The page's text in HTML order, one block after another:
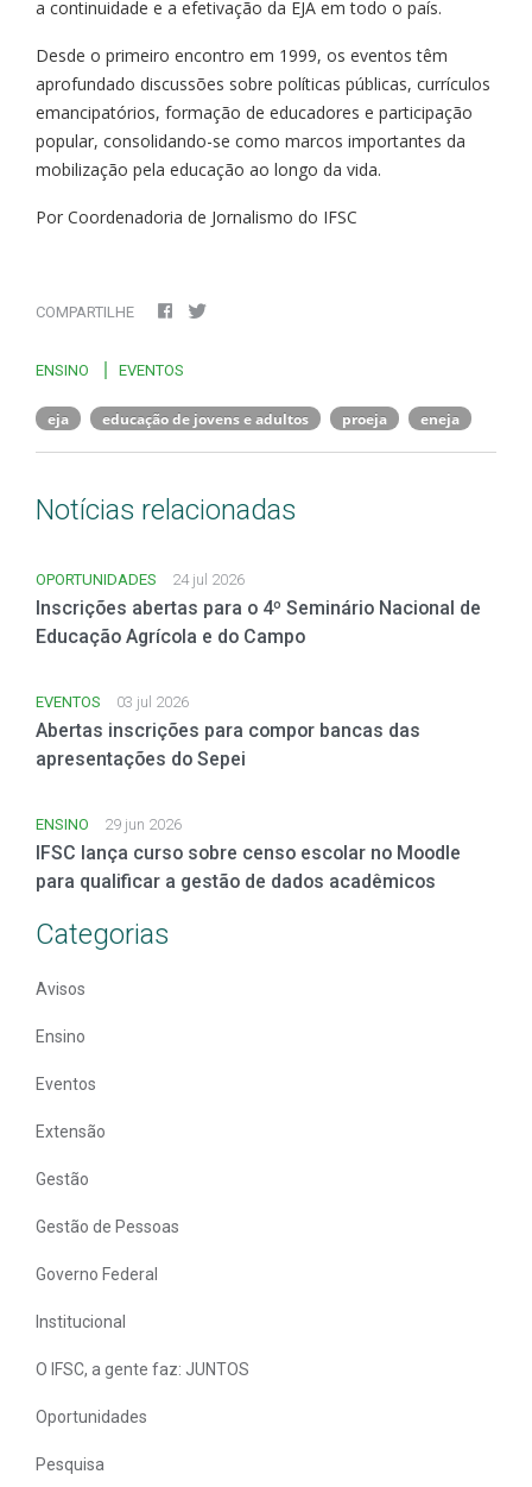
a continuidade e a efetivação da EJA em todo o país.
Desde o primeiro encontro em 1999, os eventos têm
aprofundado discussões sobre políticas públicas, currículos
emancipatórios, formação de educadores e participação
popular, consolidando-se como marcos importantes da
mobilização pela educação ao longo da vida.
Por Coordenadoria de Jornalismo do IFSC
COMPARTILHE
ENSINO EVENTOS
eja educação de jovens e adultos proeja eneja
Notícias relacionadas
OPORTUNIDADES 24 jul 2026
Inscrições abertas para o 4º Seminário Nacional de
Educação Agrícola e do Campo
EVENTOS 03 jul 2026
Abertas inscrições para compor bancas das
apresentações do Sepei
ENSINO 29 jun 2026
IFSC lança curso sobre censo escolar no Moodle
para qualificar a gestão de dados acadêmicos
Categorias
Avisos
Ensino
Eventos
Extensão
Gestão
Gestão de Pessoas
Governo Federal
Institucional
O IFSC, a gente faz: JUNTOS
Oportunidades
Pesquisa